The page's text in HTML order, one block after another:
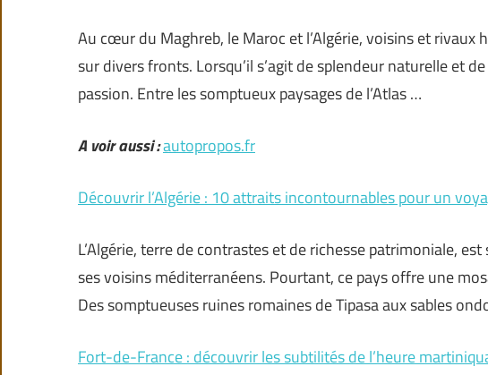
Au cœur du Maghreb, le Maroc et l’Algérie, voisins et
sur divers fronts. Lorsqu’il s’agit de splendeur naturelle et
passion. Entre les somptueux paysages de l’Atlas …
A voir aussi :autopropos.fr
Découvrir l’Algérie : 10 attraits incontournables pour un
L’Algérie, terre de contrastes et de richesse patrimoniale,
ses voisins méditerranéens. Pourtant, ce pays offre une
Des somptueuses ruines romaines de Tipasa aux sables
Fort-de-France : découvrir les subtilités de l’heure